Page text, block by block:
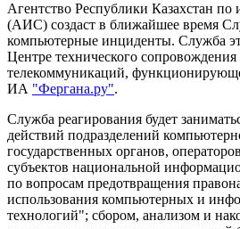
Агентство Республики Казахстан по
(АИС) создаст в ближайшее время
компьютерные инциденты. Служба
Центре технического сопровождения
телекоммуникаций,
ИА "Фергана.ру".
Служба реагирования будет
действий подразделений
государственных органов,
субъектов национальной
по вопросам предотвращения
использования компьютерных и
технологий"; сбором, анализом и